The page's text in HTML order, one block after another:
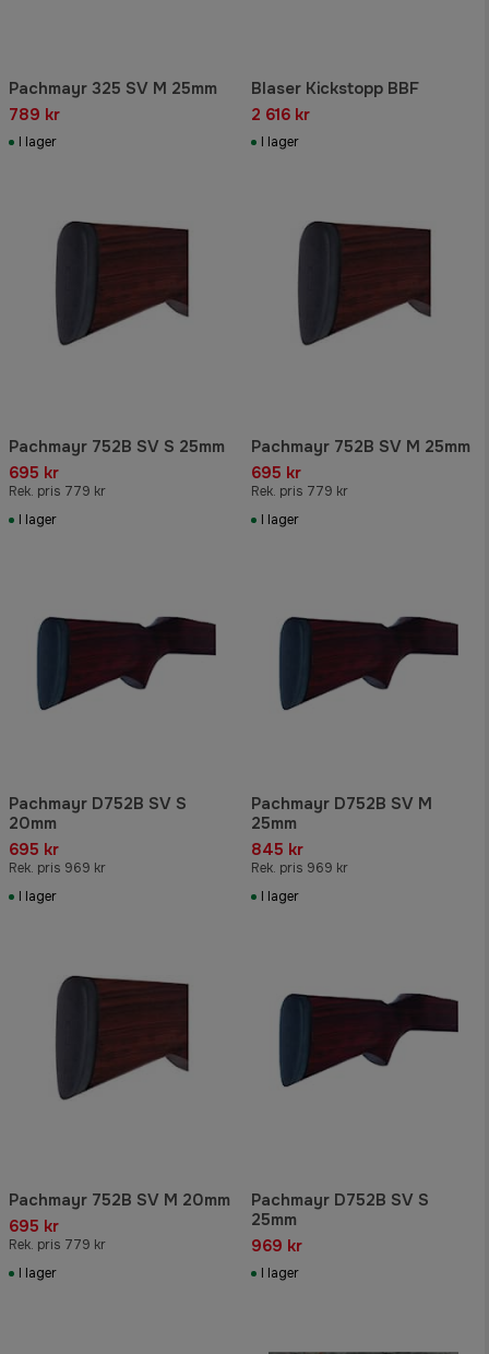
Pachmayr 325 SV M 25mm
789 kr
I lager
Blaser Kickstopp BBF
2 616 kr
I lager
Pachmayr 752B SV S 25mm
695 kr
Rek. pris 779 kr
I lager
Pachmayr 752B SV M 25mm
695 kr
Rek. pris 779 kr
I lager
Pachmayr D752B SV S
20mm
695 kr
Rek. pris 969 kr
I lager
Pachmayr D752B SV M
25mm
845 kr
Rek. pris 969 kr
I lager
Pachmayr 752B SV M 20mm
695 kr
Rek. pris 779 kr
I lager
Pachmayr D752B SV S
25mm
969 kr
I lager